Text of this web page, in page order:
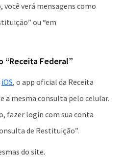
verá mensagens como
ou “em
“Receita Federal”
iOS, o app oficial da Receita
a mesma consulta pelo celular.
fazer login com sua conta
de Restituição”.
do site.